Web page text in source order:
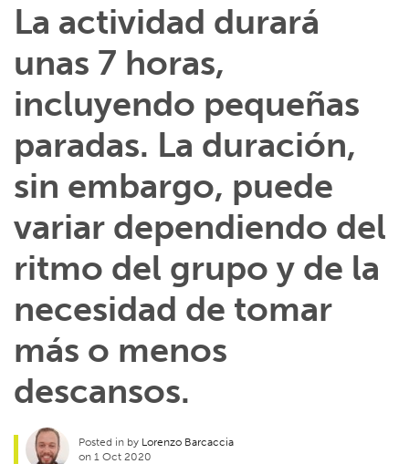
La actividad durará
unas 7 horas,
incluyendo pequeñas
paradas. La duración,
sin embargo, puede
variar dependiendo del
ritmo del grupo y de la
necesidad de tomar
más o menos
descansos.
Posted in by Lorenzo Barcaccia
on 1 Oct 2020